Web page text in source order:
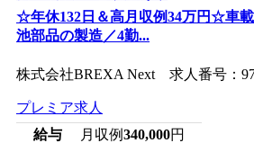
☆年休132日＆高月収例34万円☆車
池部品の製造／4勤...
株式会社BREXA Next 求人番号：
プレミア求人
給与
月収例340,000円